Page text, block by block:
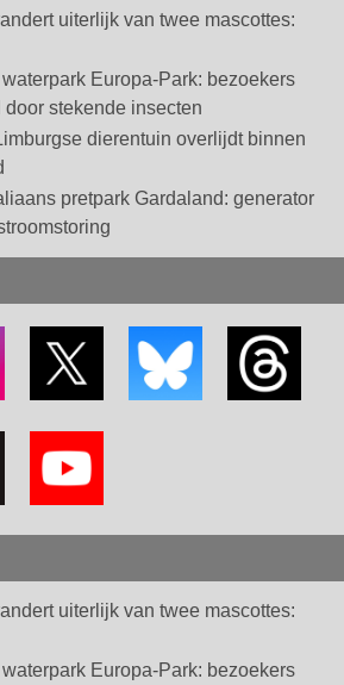
uiterlijk van twee mascottes:
Europa-Park: bezoekers
stekende insecten
dierentuin overlijdt binnen
pretpark Gardaland: generator
uiterlijk van twee mascottes:
Europa-Park: bezoekers